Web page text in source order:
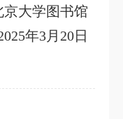
京大学图书馆
年3月20日